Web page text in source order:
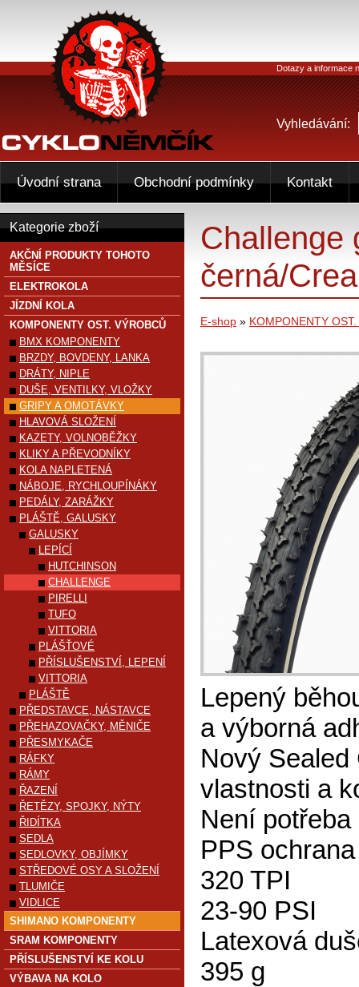
Challenge
černá/
E-shop » KOMPONENTY
Lepený
a výborná
Nový
vlastnosti a
Není
PPS
320 TPI
23-90 PSI
Latexová
395 g
Kategorie zboží
AKČNÍ PRODUKTY TOHOTO
MĚSÍCE
ELEKTROKOLA
JÍZDNÍ KOLA
KOMPONENTY OST. VÝROBCŮ
BMX KOMPONENTY
BRZDY, BOVDENY, LANKA
DRÁTY, NIPLE
DUŠE, VENTILKY, VLOŽKY
GRIPY A OMOTÁVKY
HLAVOVÁ SLOŽENÍ
KAZETY, VOLNOBĚŽKY
KLIKY A PŘEVODNÍKY
KOLA NAPLETENÁ
NÁBOJE, RYCHLOUPÍNÁKY
PEDÁLY, ZARÁŽKY
PLÁŠTĚ, GALUSKY
GALUSKY
LEPÍCÍ
HUTCHINSON
CHALLENGE
PIRELLI
TUFO
VITTORIA
PLÁŠŤOVÉ
PŘÍSLUŠENSTVÍ, LEPENÍ
VITTORIA
PLÁŠTĚ
PŘEDSTAVCE, NÁSTAVCE
PŘEHAZOVAČKY, MĚNIČE
PŘESMYKAČE
RÁFKY
RÁMY
ŘAZENÍ
ŘETĚZY, SPOJKY, NÝTY
ŘIDÍTKA
SEDLA
SEDLOVKY, OBJÍMKY
STŘEDOVÉ OSY A SLOŽENÍ
TLUMIČE
VIDLICE
SHIMANO KOMPONENTY
SRAM KOMPONENTY
PŘÍSLUŠENSTVÍ KE KOLU
VÝBAVA NA KOLO
Dotazy a informace
Vyhledávání:
Úvodní strana Obchodní podmínky Kontakt